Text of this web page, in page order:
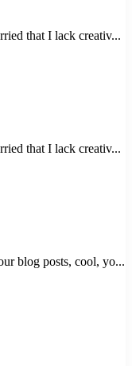
that I lack creativ...
that I lack creativ...
blog posts, cool, yo...